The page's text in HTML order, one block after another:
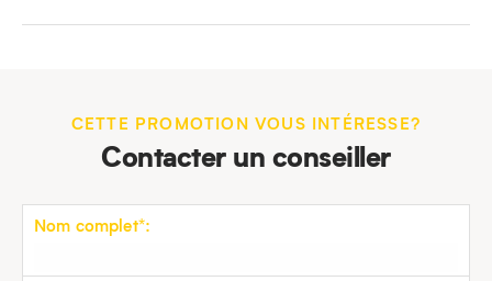
CETTE PROMOTION VOUS INTÉRESSE?
Contacter un conseiller
Nom complet*: